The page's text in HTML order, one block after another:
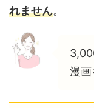
れません。
漫画